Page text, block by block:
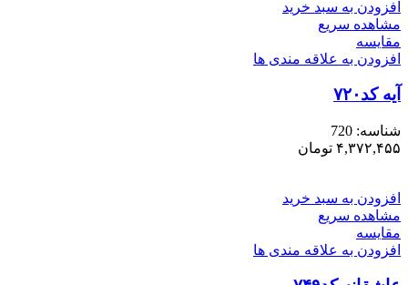
افزودن به سبد خرید
مشاهده سریع
مقایسه
افزودن به علاقه مندی ها
آیه کد۷۲۰
شناسه: 720
۴,۳۷۲,۴۵۵ تومان
افزودن به سبد خرید
مشاهده سریع
مقایسه
افزودن به علاقه مندی ها